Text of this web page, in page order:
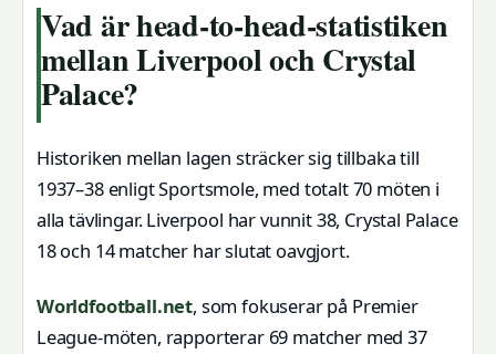
Vad är head-to-head-statistiken
mellan Liverpool och Crystal
Palace?
Historiken mellan lagen sträcker sig tillbaka till
1937–38 enligt Sportsmole, med totalt 70 möten i
alla tävlingar. Liverpool har vunnit 38, Crystal Palace
18 och 14 matcher har slutat oavgjort.
Worldfootball.net, som fokuserar på Premier
League-möten, rapporterar 69 matcher med 37